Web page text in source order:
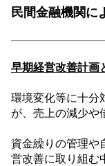
民間金融機関に
早期経営改善計画
環境変化等に十分
が、売上の減少や
資金繰りの管理や
営改善に取り組む